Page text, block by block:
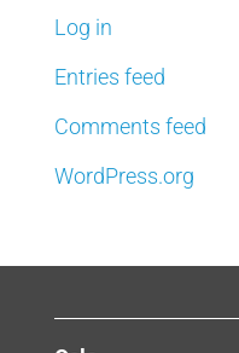
Log in
Entries feed
Comments feed
WordPress.org